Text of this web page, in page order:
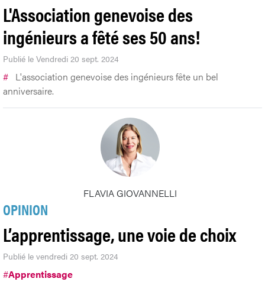
L'Association genevoise des
ingénieurs a fêté ses 50 ans!
Publié le Vendredi 20 sept. 2024
# L'association genevoise des ingénieurs fête un bel
anniversaire.
FLAVIA GIOVANNELLI
OPINION
L’apprentissage, une voie de choix
Publié le vendredi 20 sept. 2024
#Apprentissage